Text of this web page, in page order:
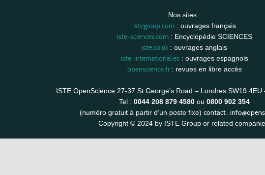
Nos sites :
istegroup.com: ouvrages français
iste-sciences.com: Encyclopédie SCIENCES
iste.co.uk : ouvrages anglais
iste-international.es: ouvrages espagnols
openscience.fr: revues en libre accès
ISTE OpenScience 27-37 St George’s Road – Londres SW19
Tel : 0044 208 879 4580 ou 0800 902 354
(numéro gratuit à partir d’un poste fixe) contact :
Copyright © 2024 by ISTE Group or related